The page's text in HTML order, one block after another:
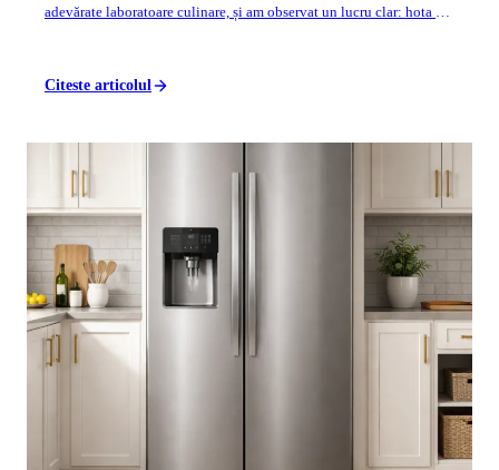
adevărate laboratoare culinare, și am observat un lucru clar: hota nu
Citeste articolul